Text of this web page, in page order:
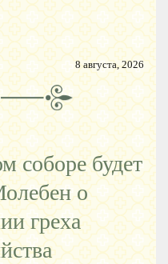
8 августа, 2026
соборе будет
о
греха